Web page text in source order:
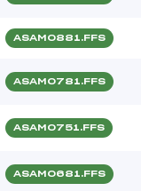
ASAM0881.FFS
ASAM0781.FFS
ASAM0751.FFS
ASAM0681.FFS